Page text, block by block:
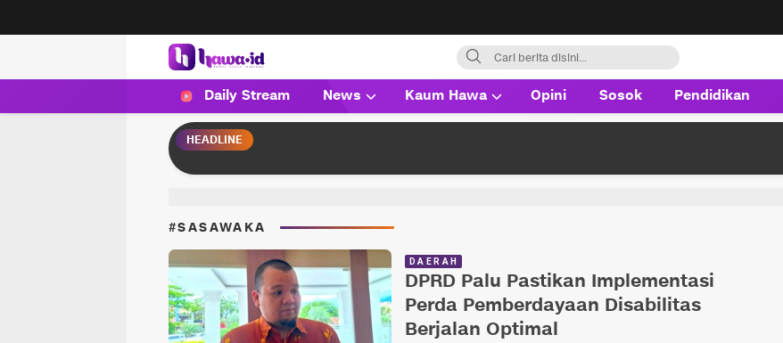
HAWA
Haluan Wanita Indonesia
Daily Stream News Kaum Hawa Opini Sosok Pendidikan
HEADLINE
#SASAWAKA
DAERAH
DPRD Palu Pastikan Implementasi
Perda Pemberdayaan Disabilitas
Berjalan Optimal